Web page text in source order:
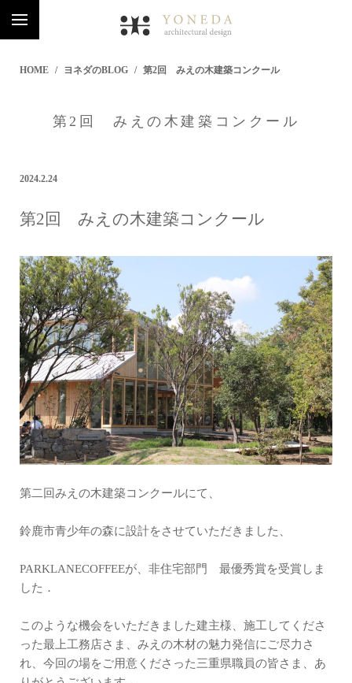
HOME ヨネダのBLOG 第2回 みえの木建築コンクール
第2回 みえの木建築コンクール
2024.2.24
第2回 みえの木建築コンクール
第二回みえの木建築コンクールにて、
鈴鹿市青少年の森に設計をさせていただきました、
PARKLANECOFFEEが、非住宅部門 最優秀賞を受賞しま
した．
このような機会をいただきました建主様、施工してくださ
った最上工務店さま、みえの木材の魅力発信にご尽力さ
れ、今回の場をご用意くださった三重県職員の皆さま、あ